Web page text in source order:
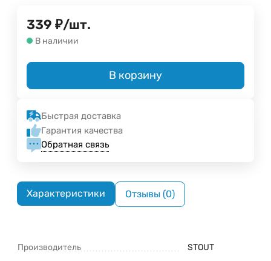
339 ₽/шт.
В наличии
В корзину
Быстрая доставка
Гарантия качества
Обратная связь
Характеристики Отзывы (0)
Производитель STOUT